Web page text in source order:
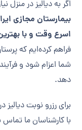
اگر به دیالیز در منزل
بیمارستان مجازی
اسرع وقت و با
فراهم کرده‌ایم که
شما اعزام شود و
دهد.
برای رزرو نوبت
با کارشناسان ما